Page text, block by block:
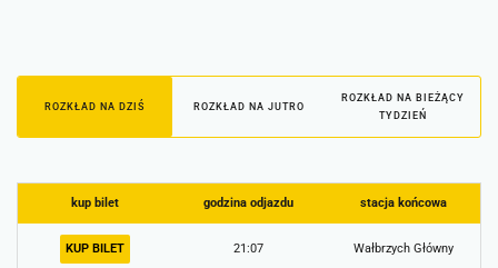
ROZKŁAD NA DZIŚ ROZKŁAD NA JUTRO
ROZKŁAD NA BIEŻĄCY
TYDZIEŃ
godzina odjazdu stacja końcowa
kup bilet
21:07 Wałbrzych Główny
KUP BILET